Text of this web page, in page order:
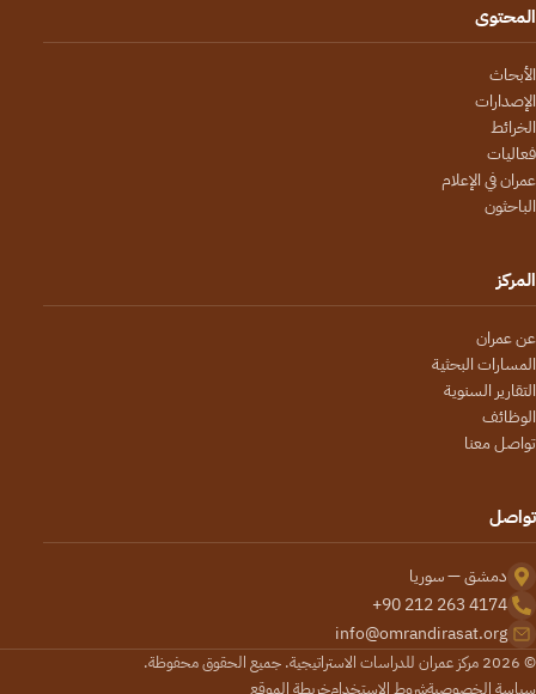
المحتوى
الأبحاث
الإصدارات
الخرائط
فعاليات
عمران في الإعلام
الباحثون
المركز
عن عمران
المسارات البحثية
التقارير السنوية
الوظائف
تواصل معنا
تواصل
دمشق — سوريا
+90 212 263 4174
info@omrandirasat.org
© 2026 مركز عمران للدراسات الاستراتيجية. جميع الحقوق محفوظة.
سياسة الخصوصيةشروط الاستخدامخريطة الموقع